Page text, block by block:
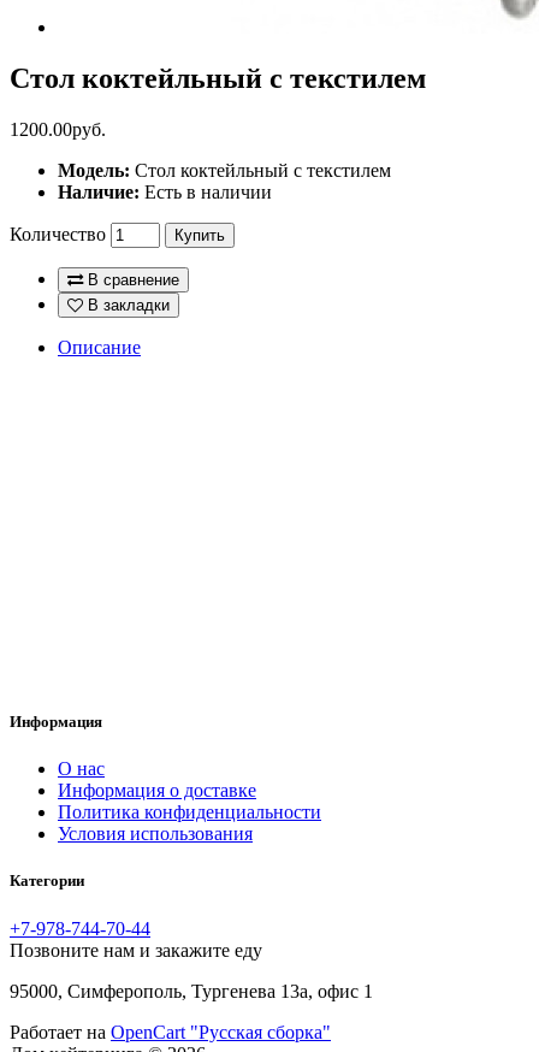
Стол коктейльный с текстилем
1200.00руб.
Модель: Стол коктейльный с текстилем
Наличие: Есть в наличии
Количество Купить
В сравнение
В закладки
Описание
Информация
O нас
Информация о доставке
Политика конфиденциальности
Условия использования
Категории
+7-978-744-70-44
Позвоните нам и закажите еду
95000, Симферополь, Тургенева 13а, офис 1
Работает на OpenCart "Русская сборка"